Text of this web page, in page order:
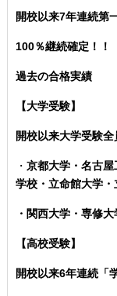
開校以来7年連続第
100％継続確定！！
過去の合格実績
【大学受験】
開校以来大学受験全
・ 京都大学・名古
学校・立命館大学
・関西大学・専修
【高校受験】
開校以来6年連続「